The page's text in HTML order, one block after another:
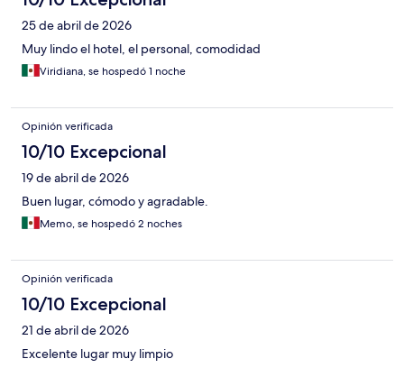
25 de abril de 2026
Muy lindo el hotel, el personal, comodidad
Viridiana, se hospedó 1 noche
Opinión verificada
10/10 Excepcional
19 de abril de 2026
Buen lugar, cómodo y agradable.
Memo, se hospedó 2 noches
Opinión verificada
10/10 Excepcional
21 de abril de 2026
Excelente lugar muy limpio